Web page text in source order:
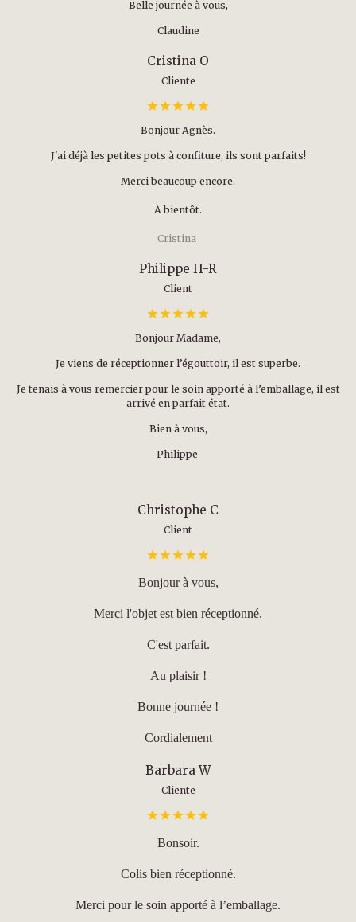
Belle journée à vous,
Claudine
Cristina O
Cliente
Bonjour Agnès.
J'ai déjà les petites pots à confiture, ils sont parfaits!
Merci beaucoup encore.
À bientôt.
Cristina
Philippe H-R
Client
Bonjour Madame,
Je viens de réceptionner l’égouttoir, il est superbe.
Je tenais à vous remercier pour le soin apporté à l’emballage, il est
arrivé en parfait état.
Bien à vous,
Philippe
Christophe C
Client
Bonjour à vous,
Merci l'objet est bien réceptionné.
C'est parfait.
Au plaisir !
Bonne journée !
Cordialement
Barbara W
Cliente
Bonsoir.
Colis bien réceptionné.
Merci pour le soin apporté à l’emballage.